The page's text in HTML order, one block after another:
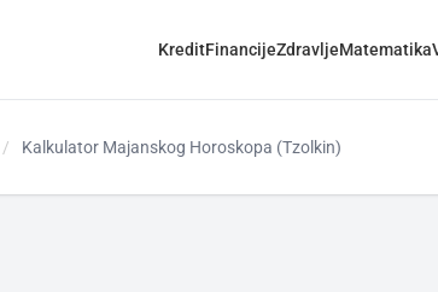
KreditFinancijeZdravljeMatematika
Kalkulator Majanskog Horoskopa (Tzolkin)